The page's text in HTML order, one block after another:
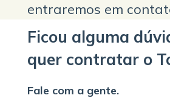
entraremos em
Ficou alguma
quer contratar o
Fale com a gente.